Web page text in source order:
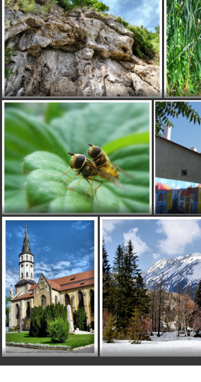
majkitapred 15 rokmi
domov...
beatapred 15 rokmi
krasa
DUDISpred 15 rokmi
good
konvalinkapred 15 rokmi
gratulka k topke, vlaha, všetko je
M majo105pred 15 rokmi
Koncista & Gerlach ak sa nemylim
Zuzkakostik pred 15 rokmi
Sranda, pomyslela som od slova
ako Ivan, ked som tu fotku videla
neklamal :)
Ludmarpred 15 rokmi
áno
I IXYZETpred 15 rokmi
gratulujem, Tatry ako vždy